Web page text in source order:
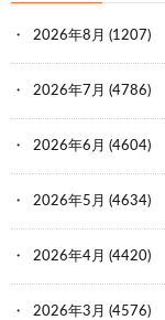
2026年8月 (1207)
2026年7月 (4786)
2026年6月 (4604)
2026年5月 (4634)
2026年4月 (4420)
2026年3月 (4576)